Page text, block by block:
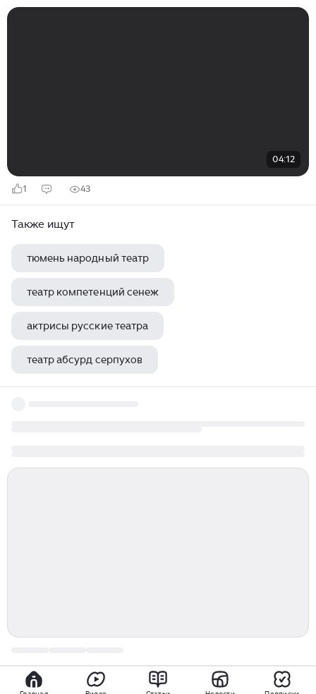
04:12
1 43
Также ищут
тюмень народный театр
театр компетенций сенеж
актрисы русские театра
театр абсурд серпухов